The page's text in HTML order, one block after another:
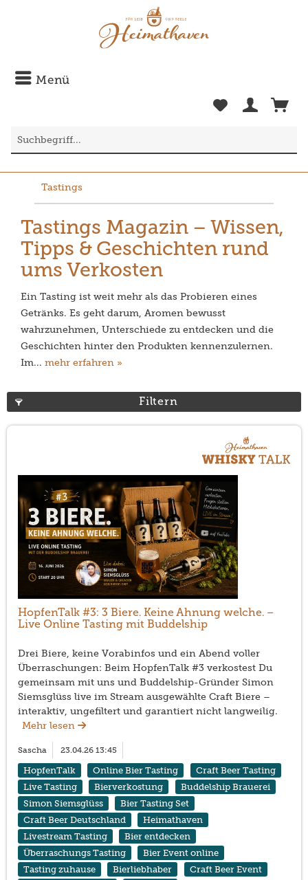
Menü
Tastings
Tastings Magazin – Wissen,
Tipps & Geschichten rund
ums Verkosten
Ein Tasting ist weit mehr als das Probieren eines
Getränks. Es geht darum, Aromen bewusst
wahrzunehmen, Unterschiede zu entdecken und die
Geschichten hinter den Produkten kennenzulernen.
Im... mehr erfahren »
Filtern
HopfenTalk #3: 3 Biere. Keine Ahnung welche. –
Live Online Tasting mit Buddelship
Drei Biere, keine Vorabinfos und ein Abend voller
Überraschungen: Beim HopfenTalk #3 verkostest Du
gemeinsam mit uns und Buddelship-Gründer Simon
Siemsglüss live im Stream ausgewählte Craft Biere –
interaktiv, ungefiltert und garantiert nicht langweilig.
Mehr lesen
Sascha 23.04.26 13:45
HopfenTalk Online Bier Tasting
Craft Beer Tasting
Live Tasting
Bierverkostung
Buddelship Brauerei
Simon Siemsglüss
Bier Tasting Set
Craft Beer Deutschland
Heimathaven
Livestream Tasting
Bier entdecken
Überraschungs Tasting
Bier Event online
Tasting zuhause
Bierliebhaber
Craft Beer Event